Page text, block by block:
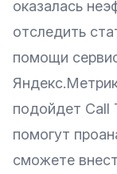
оказалась
отследить
помощи
подойдет Call
помогут
сможете